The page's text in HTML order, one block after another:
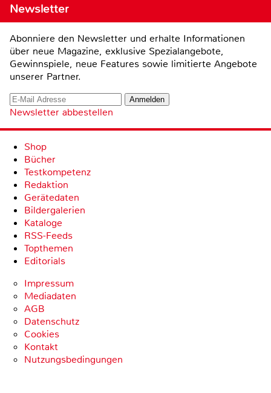
Newsletter
Abonniere den Newsletter und erhalte Informationen
über neue Magazine, exklusive Spezialangebote,
Gewinnspiele, neue Features sowie limitierte Angebote
unserer Partner.
Newsletter abbestellen
Shop
Bücher
Testkompetenz
Redaktion
Gerätedaten
Bildergalerien
Kataloge
RSS-Feeds
Topthemen
Editorials
Impressum
Mediadaten
AGB
Datenschutz
Cookies
Kontakt
Nutzungsbedingungen